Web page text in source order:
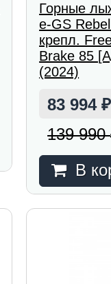
Горные
e-GS
крепл.
Brake 85
(2024)
83 994₽
139 990
В